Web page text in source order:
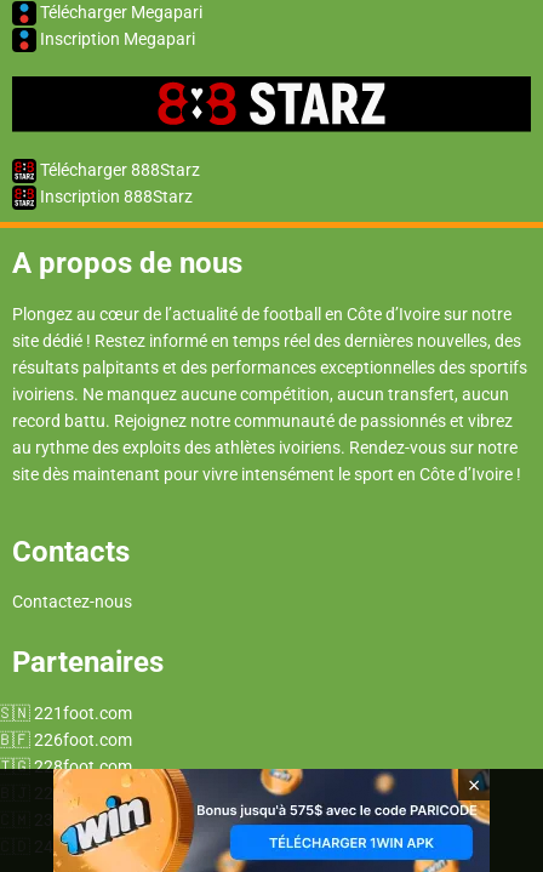
Télécharger Megapari
Inscription Megapari
Télécharger 888Starz
Inscription 888Starz
A propos de nous
Plongez au cœur de l’actualité de football en Côte d’Ivoire sur notre
site dédié ! Restez informé en temps réel des dernières nouvelles, des
résultats palpitants et des performances exceptionnelles des sportifs
ivoiriens. Ne manquez aucune compétition, aucun transfert, aucun
record battu. Rejoignez notre communauté de passionnés et vibrez
au rythme des exploits des athlètes ivoiriens. Rendez-vous sur notre
site dès maintenant pour vivre intensément le sport en Côte d’Ivoire !
Contacts
Contactez-nous
Partenaires
221foot.com
226foot.com
228foot.com
229foot.com
237foot.com
243foot.com
×